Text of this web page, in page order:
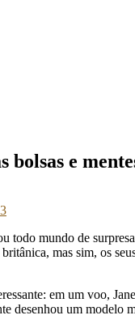
e
todo mundo de
mas sim, os
em um voo,
desenhou um